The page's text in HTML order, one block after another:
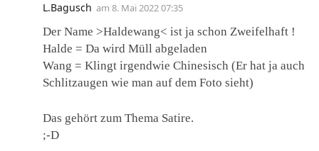
L.Bagusch am 8. Mai 2022 07:35
Der Name >Haldewang< ist ja schon Zweifelhaft !
Halde = Da wird Müll abgeladen
Wang = Klingt irgendwie Chinesisch (Er hat ja auch
Schlitzaugen wie man auf dem Foto sieht)
Das gehört zum Thema Satire.
;-D